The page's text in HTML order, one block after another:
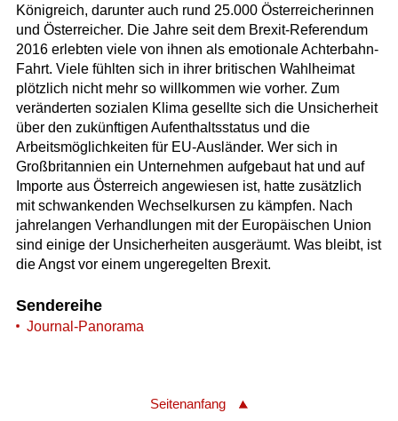
Königreich, darunter auch rund 25.000 Österreicherinnen
und Österreicher. Die Jahre seit dem Brexit-Referendum
2016 erlebten viele von ihnen als emotionale Achterbahn-
Fahrt. Viele fühlten sich in ihrer britischen Wahlheimat
plötzlich nicht mehr so willkommen wie vorher. Zum
veränderten sozialen Klima gesellte sich die Unsicherheit
über den zukünftigen Aufenthaltsstatus und die
Arbeitsmöglichkeiten für EU-Ausländer. Wer sich in
Großbritannien ein Unternehmen aufgebaut hat und auf
Importe aus Österreich angewiesen ist, hatte zusätzlich
mit schwankenden Wechselkursen zu kämpfen. Nach
jahrelangen Verhandlungen mit der Europäischen Union
sind einige der Unsicherheiten ausgeräumt. Was bleibt, ist
die Angst vor einem ungeregelten Brexit.
Sendereihe
Journal-Panorama
Seitenanfang